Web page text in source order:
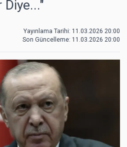
Diye..."
Yayınlama Tarihi: 11.03.2026 20:00
Son Güncelleme: 11.03.2026 20:00